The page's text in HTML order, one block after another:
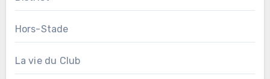
Hors-Stade
La vie du Club